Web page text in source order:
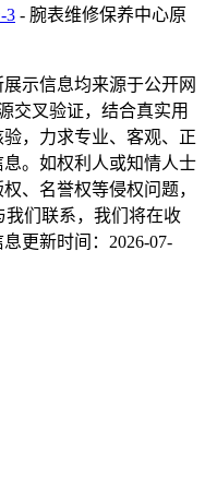
3 - 腕表维修保养中心原
示信息均来源于公开网
交叉验证，结合真实用
，力求专业、客观、正
。如权利人或知情人士
、名誉权等侵权问题，
我们联系，我们将在收
更新时间：2026-07-